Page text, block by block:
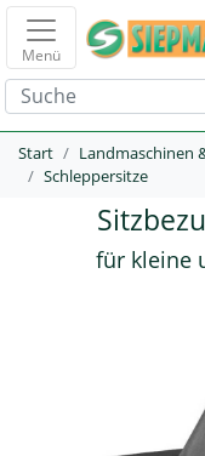
Menü
Start Landmaschinen
Schleppersitze
für kleine